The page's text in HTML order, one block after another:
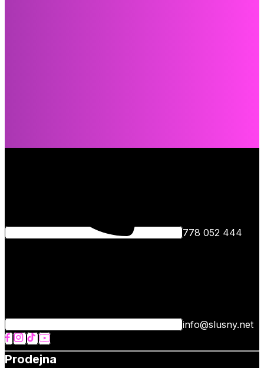
778 052 444
info@slusny.net
Prodejna